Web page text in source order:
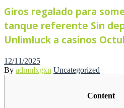
Giros regalado para
tanque referente Sin
Unlimluck a casinos
Posted
on
12/11/2025
By admnlxgxn Uncategorized
Content